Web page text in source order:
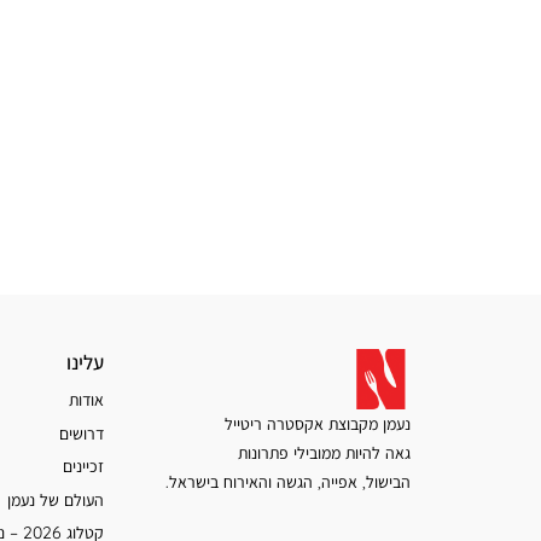
נעמן מקבוצת אקסטרה ריטייל
גאה להיות ממובילי פתרונות
הבישול, אפייה, הגשה והאירוח בישראל.
עלינו
עלינו
אודות
דרושים
זכיינים
העולם של נעמן
קטלוג 2026 – נעמן